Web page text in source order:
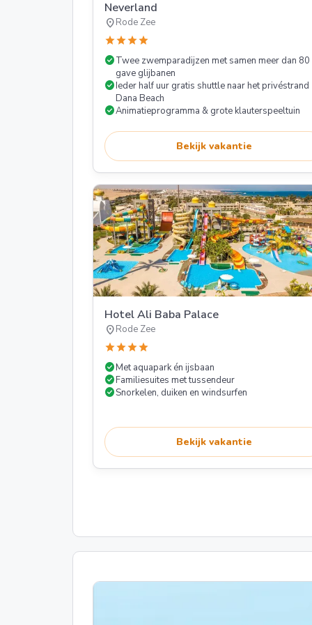
Neverland
location_onRode Zee
starstarstarstar
check_circleTwee zwemparadijzen met samen meer dan 80
gave glijbanen
check_circleIeder half uur gratis shuttle naar het privéstrand
Dana Beach
check_circleAnimatieprogramma & grote klauterspeeltuin
Bekijk vakantie
Hotel Ali Baba Palace
location_onRode Zee
starstarstarstar
check_circleMet aquapark én ijsbaan
check_circleFamiliesuites met tussendeur
check_circleSnorkelen, duiken en windsurfen
Bekijk vakantie